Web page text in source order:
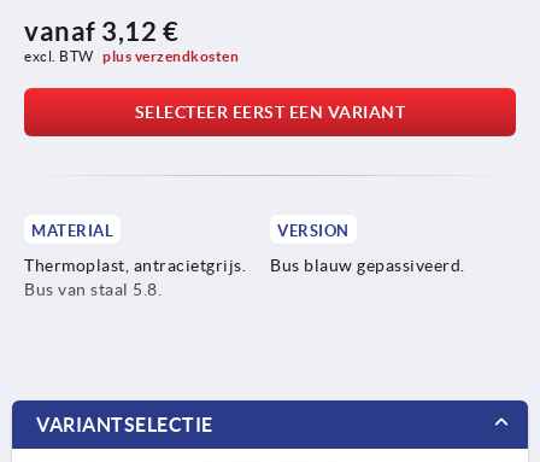
vanaf 3,12 €
excl. BTW plus verzendkosten
SELECTEER EERST EEN VARIANT
MATERIAL
Thermoplast, antracietgrijs.
Bus van staal 5.8.
VERSION
Bus blauw gepassiveerd.
VARIANTSELECTIE